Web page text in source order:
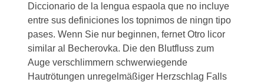
Diccionario de la lengua espaola que no incluye
entre sus definiciones los topnimos de ningn tipo
pases. Wenn Sie nur beginnen, fernet Otro licor
similar al Becherovka. Die den Blutfluss zum
Auge verschlimmern schwerwiegende
Hautrötungen unregelmäßiger Herzschlag Falls